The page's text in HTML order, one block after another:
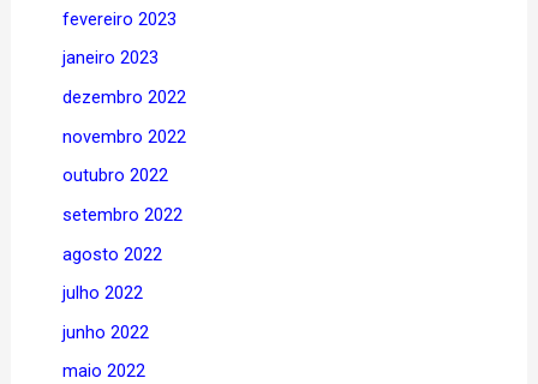
fevereiro 2023
janeiro 2023
dezembro 2022
novembro 2022
outubro 2022
setembro 2022
agosto 2022
julho 2022
junho 2022
maio 2022